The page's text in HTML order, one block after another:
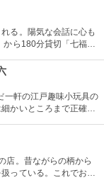
る。陽気な会話に心も
ら180分貸切「七福神
一軒の江戸趣味小玩具の
かいところまで正確に
店。昔ながらの柄から
っている。これでお酒